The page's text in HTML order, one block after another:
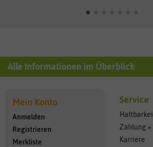
Alle Informationen im Überblick
Mein Konto
Anmelden
Registrieren
Merkliste
Service
Zahlung +
Karriere